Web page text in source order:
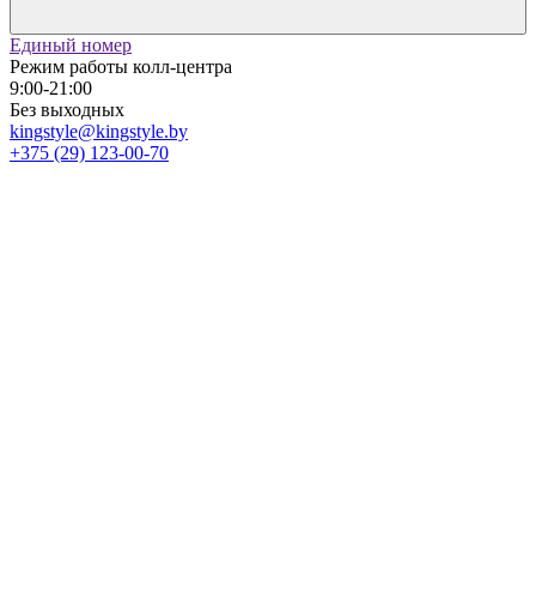
Единый номер
Режим работы колл-центра
9:00-21:00
Без выходных
kingstyle@kingstyle.by
+375 (29) 123-00-70